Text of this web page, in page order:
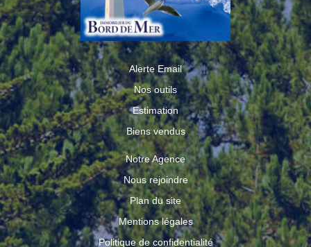
Alerte Email
Nos outils
Estimation
Biens vendus
Notre Agence
Nous rejoindre
Plan du site
Mentions légales
Politique de confidentialité